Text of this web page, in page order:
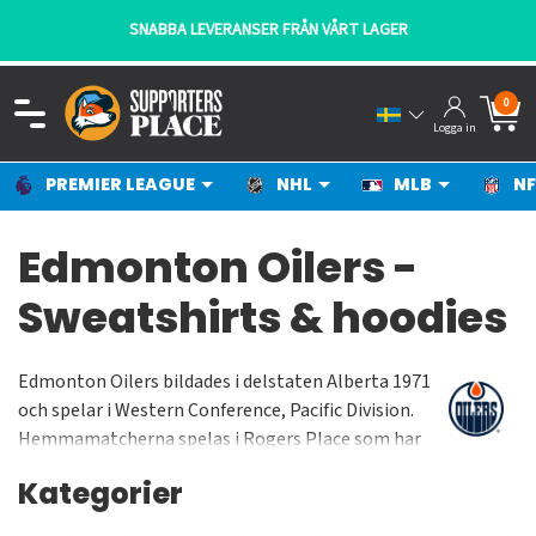
SNABBA LEVERANSER FRÅN VÅRT LAGER
Logga in
0
PREMIER LEAGUE NHL MLB
Edmonton Oilers -
Sweatshirts & hoodies
Edmonton Oilers bildades i delstaten Alberta 1971
och spelar i Western Conference, Pacific Division.
Hemmamatcherna spelas i Rogers Place som har
Laget har vunnit Stanley Cup 5 gånger (1984, 1985,
Kategorier